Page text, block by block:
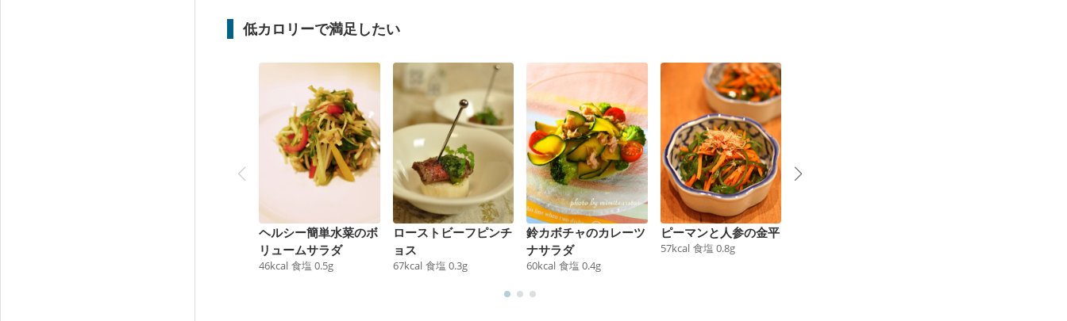
低カロリーで満足したい
ヘルシー簡単水菜のボ
リュームサラダ
46kcal 食塩 0.5g
ローストビーフピンチ
ョス
67kcal 食塩 0.3g
鈴カボチャのカレーツ
ナサラダ
60kcal 食塩 0.4g
ピーマンと人参の金平
57kcal 食塩 0.8g